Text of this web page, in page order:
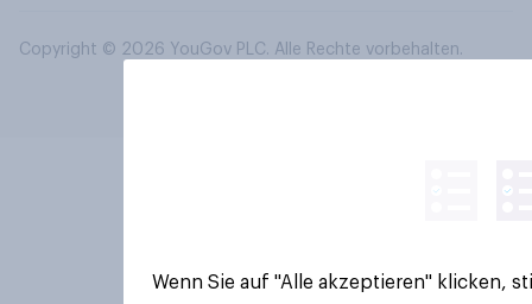
Copyright © 2026 YouGov PLC. Alle Rechte vorbehalten.
Wenn Sie auf "Alle akzeptieren" klicken,